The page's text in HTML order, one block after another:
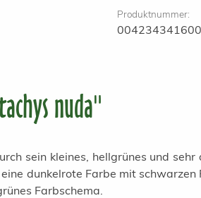
Produktnummer:
nuda"
sein kleines, hellgrünes und
dunkelrote Farbe mit
Farbschema.